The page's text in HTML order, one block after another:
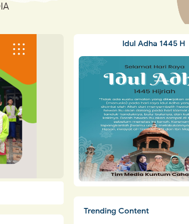
Idul Adha 1445 H
Trending Content